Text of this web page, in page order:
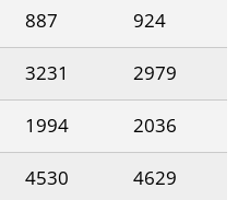
887 924
3231 2979
1994 2036
4530 4629